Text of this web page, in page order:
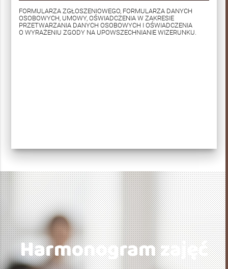
FORMULARZA ZGŁOSZENIOWEGO, FORMULARZA DANYCH
OSOBOWYCH, UMOWY, OŚWIADCZENIA W ZAKRESIE
PRZETWARZANIA DANYCH OSOBOWYCH I OŚWIADCZENIA
O WYRAŻENIU ZGODY NA UPOWSZECHNIANIE WIZERUNKU.
Harmonogram zajęć